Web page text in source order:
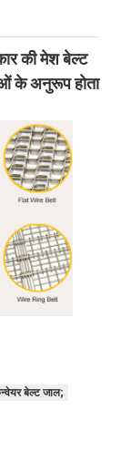
की मेश बेल्ट
के अनुरूप होता
बेल्ट जाल;